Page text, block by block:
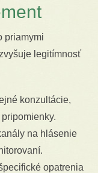
priamymi
legitímnosť
konzultácie,
na hlásenie
opatrenia